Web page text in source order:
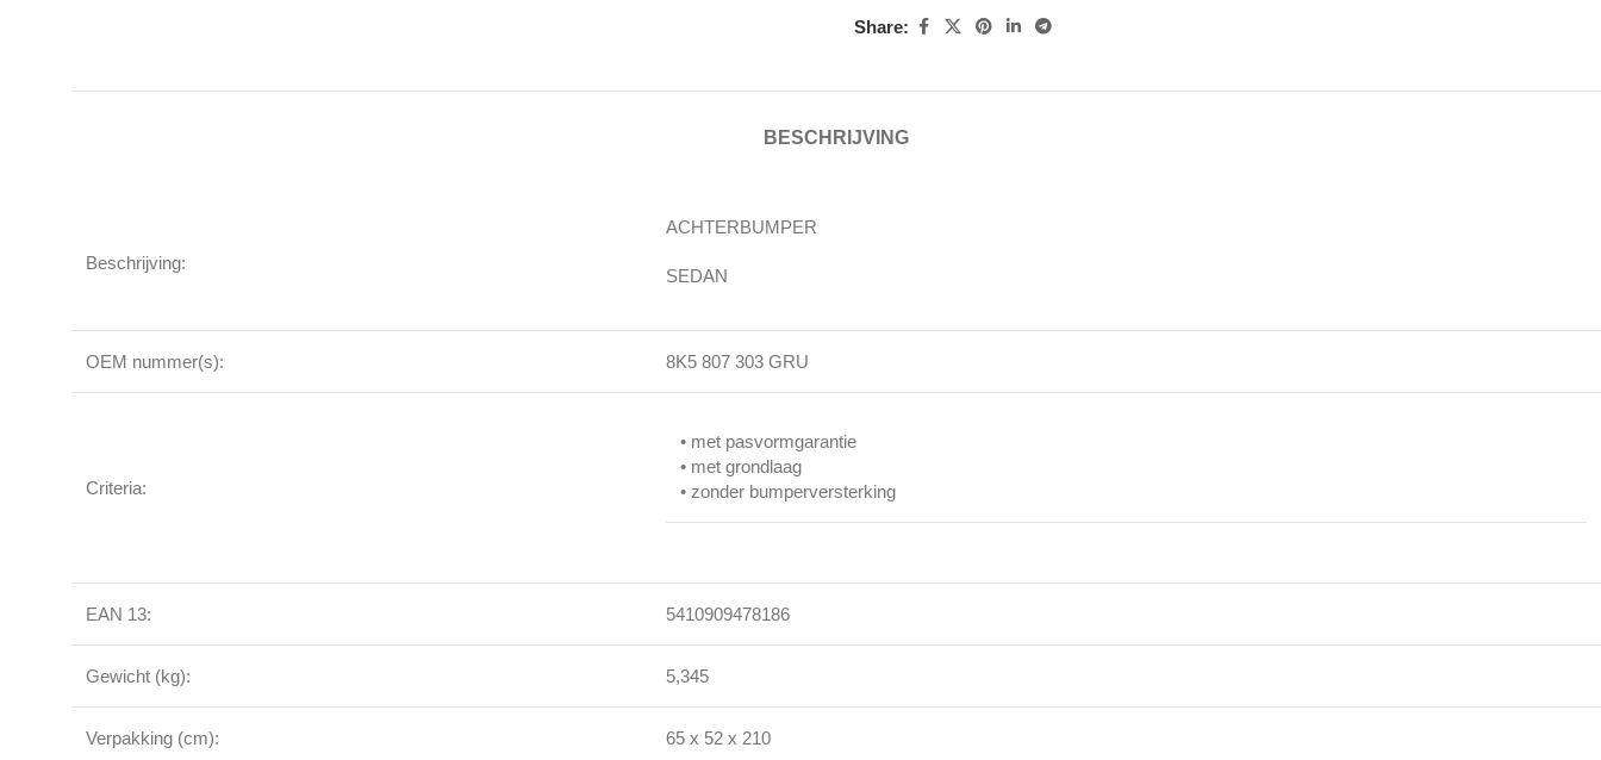
Share:
BESCHRIJVING
Beschrijving:
ACHTERBUMPER
SEDAN
OEM nummer(s): 8K5 807 303 GRU
Criteria:
• met pasvormgarantie
• met grondlaag
• zonder bumperversterking
EAN 13: 5410909478186
Gewicht (kg): 5,345
Verpakking (cm): 65 x 52 x 210